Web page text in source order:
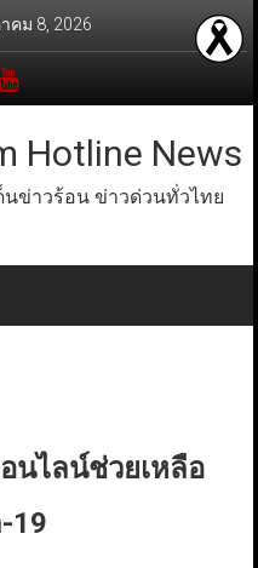
คม 8, 2026
Hotline News
นข่าวร้อน ข่าวด่วนทั่วไทย
นไลน์ช่วยเหลือ
19